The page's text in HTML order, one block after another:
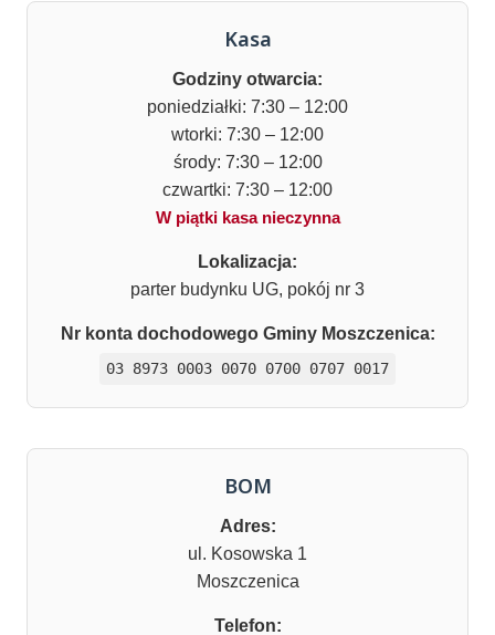
Kasa
Godziny otwarcia:
poniedziałki: 7:30 – 12:00
wtorki: 7:30 – 12:00
środy: 7:30 – 12:00
czwartki: 7:30 – 12:00
W piątki kasa nieczynna
Lokalizacja:
parter budynku UG, pokój nr 3
Nr konta dochodowego Gminy Moszczenica:
03 8973 0003 0070 0700 0707 0017
BOM
Adres:
ul. Kosowska 1
Moszczenica
Telefon: